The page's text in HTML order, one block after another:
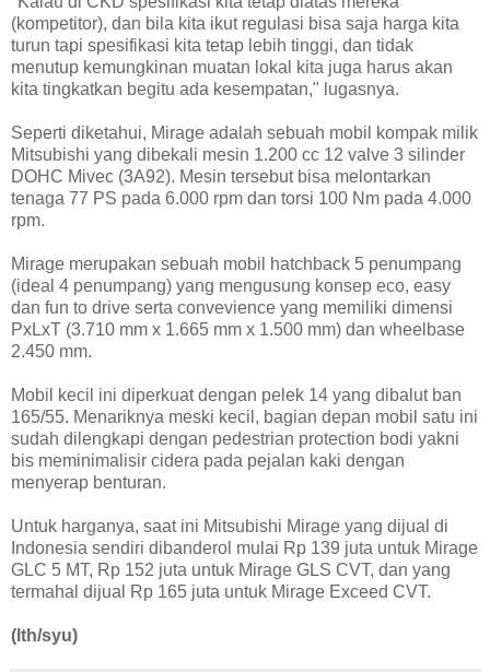
(kompetitor), dan bila kita ikut regulasi bisa saja harga kita
turun tapi spesifikasi kita tetap lebih tinggi, dan tidak
menutup kemungkinan muatan lokal kita juga harus akan
kita tingkatkan begitu ada kesempatan," lugasnya.
Seperti diketahui, Mirage adalah sebuah mobil kompak milik
Mitsubishi yang dibekali mesin 1.200 cc 12 valve 3 silinder
DOHC Mivec (3A92). Mesin tersebut bisa melontarkan
tenaga 77 PS pada 6.000 rpm dan torsi 100 Nm pada 4.000
rpm.
Mirage merupakan sebuah mobil hatchback 5 penumpang
(ideal 4 penumpang) yang mengusung konsep eco, easy
dan fun to drive serta convevience yang memiliki dimensi
PxLxT (3.710 mm x 1.665 mm x 1.500 mm) dan wheelbase
2.450 mm.
Mobil kecil ini diperkuat dengan pelek 14 yang dibalut ban
165/55. Menariknya meski kecil, bagian depan mobil satu ini
sudah dilengkapi dengan pedestrian protection bodi yakni
bis meminimalisir cidera pada pejalan kaki dengan
menyerap benturan.
Untuk harganya, saat ini Mitsubishi Mirage yang dijual di
Indonesia sendiri dibanderol mulai Rp 139 juta untuk Mirage
GLC 5 MT, Rp 152 juta untuk Mirage GLS CVT, dan yang
termahal dijual Rp 165 juta untuk Mirage Exceed CVT.
(lth/syu)